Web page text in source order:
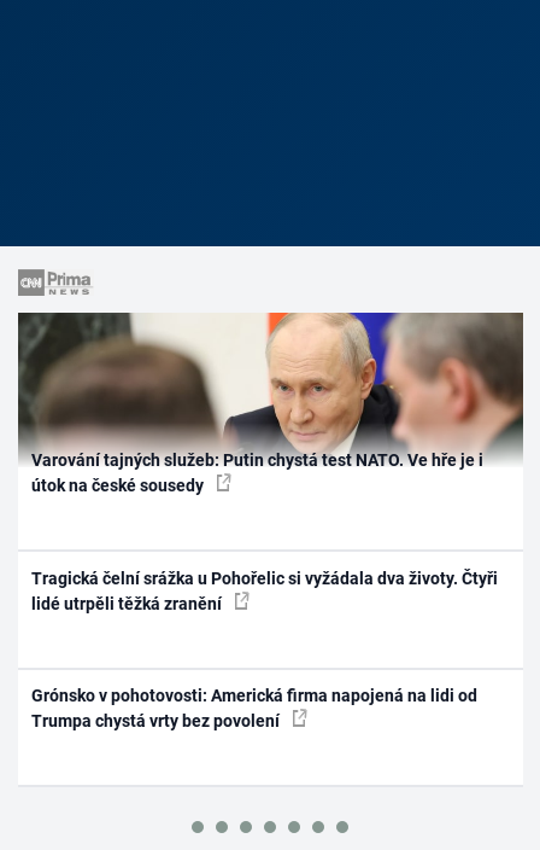
Varování tajných služeb: Putin chystá test NATO. Ve hře je i
útok na české sousedy
Tragická čelní srážka u Pohořelic si vyžádala dva životy. Čtyři
lidé utrpěli těžká zranění
Grónsko v pohotovosti: Americká firma napojená na lidi od
Trumpa chystá vrty bez povolení